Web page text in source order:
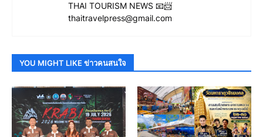
THAI TOURISM NEWS 📧📨
thaitravelpress@gmail.com
YOU MIGHT LIKE ข่าวคนสนใจ